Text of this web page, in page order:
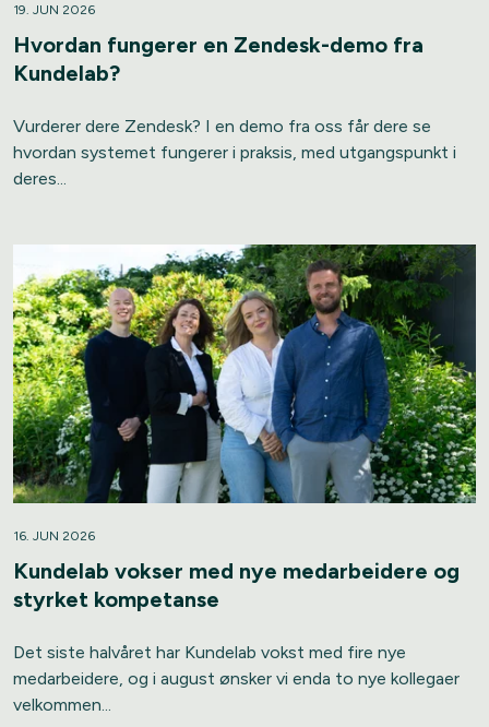
19. JUN 2026
Hvordan fungerer en Zendesk-demo fra
Kundelab?
Vurderer dere Zendesk? I en demo fra oss får dere se
hvordan systemet fungerer i praksis, med utgangspunkt i
deres...
16. JUN 2026
Kundelab vokser med nye medarbeidere og
styrket kompetanse
Det siste halvåret har Kundelab vokst med fire nye
medarbeidere, og i august ønsker vi enda to nye kollegaer
velkommen...